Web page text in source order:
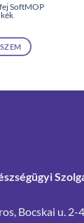
SoftMOP
Bocskai u. 2-4.